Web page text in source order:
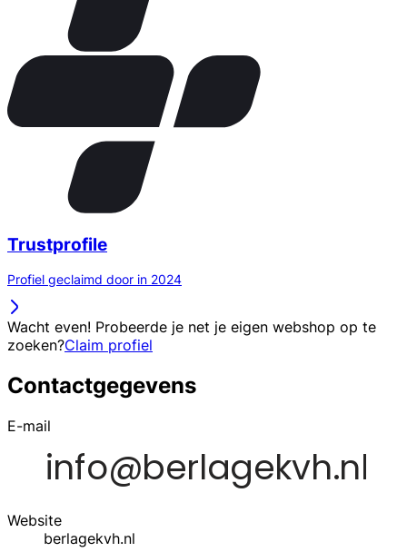
Trustprofile
Profiel geclaimd door in 2024
Wacht even! Probeerde je net je eigen webshop op te
zoeken?Claim profiel
Contactgegevens
E-mail
Website
berlagekvh.nl